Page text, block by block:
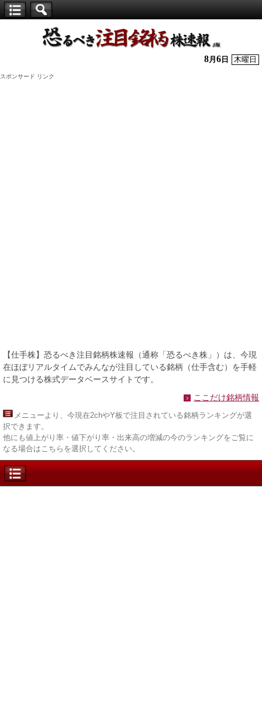
株】
8月 6 日 木曜日
スポンサード リンク
【仕手株】恐るべき注目銘柄株速報（通称「恐るべき株」）は、今現
在ほぼリアルタイムでみんなが注目している銘柄（仕手含む）を手軽
に見つける株式データベースサイトです。
ここだけ銘柄情報
メニューより、今現在2chやY板で注目されている銘柄ランキングが選
択できます。
他にも値上がり率・値下がり率・出来高の増減の今のランキングをご覧に
なる場合はこちらを選択してください。